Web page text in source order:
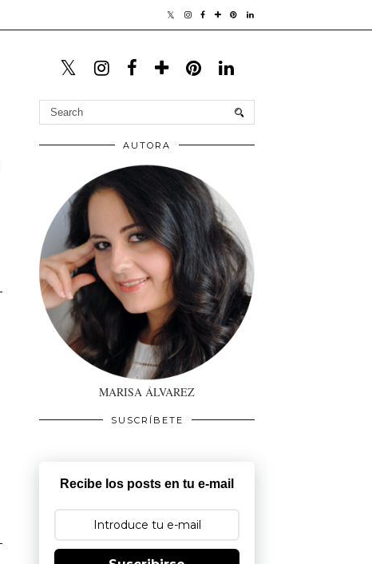
AUTORA
MARISA ÁLVAREZ
SUSCRÍBETE
Recibe los posts en tu e-mail